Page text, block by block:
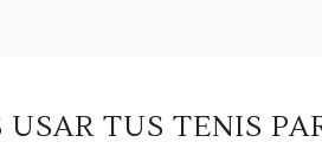
TUS TENIS